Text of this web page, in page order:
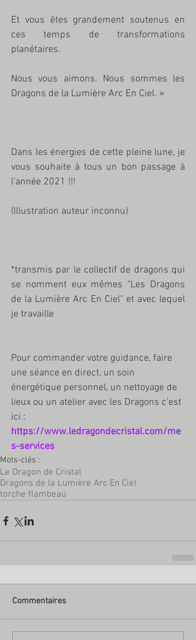
Et vous êtes grandement soutenus en
ces temps de transformations
planétaires.
Nous vous aimons. Nous sommes les
Dragons de la Lumière Arc En Ciel. »
Dans les énergies de cette pleine lune, je
vous souhaite à tous un bon passage à
l’année 2021 !!!
(Illustration auteur inconnu)
*transmis par le collectif de dragons qui
se nomment eux mêmes "Les Dragons
de la Lumière Arc En Ciel" et avec lequel
je travaille
Pour commander votre guidance, faire
une séance en direct, un soin
énergétique personnel, un nettoyage de
lieux ou un atelier avec les Dragons c’est
ici :
https://www.ledragondecristal.com/me
s-services
Mots-clés :
Le Dragon de Cristal
Dragons de la Lumière Arc En Ciel
torche flambeau
Commentaires